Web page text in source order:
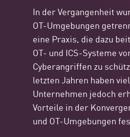
In der Vergangenheit
OT-Umgebungen
eine Praxis, die dazu
OT- und ICS-Systeme
Cyberangriffen zu
letzten Jahren haben
Unternehmen jedoch
Vorteile in der
und OT-Umgebungen